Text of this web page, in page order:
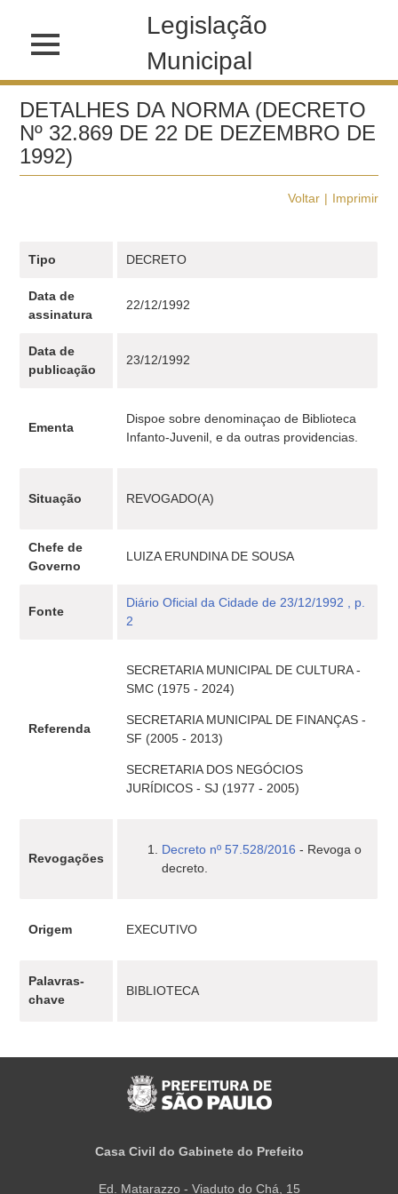
Legislação
Municipal
DETALHES DA NORMA (DECRETO
Nº 32.869 DE 22 DE DEZEMBRO DE
1992)
Voltar Imprimir
Tipo DECRETO
Data de
assinatura
22/12/1992
Data de
publicação
23/12/1992
Ementa
Dispoe sobre denominaçao de Biblioteca
Infanto-Juvenil, e da outras providencias.
Situação REVOGADO(A)
Chefe de
Governo
LUIZA ERUNDINA DE SOUSA
Fonte
Diário Oficial da Cidade de 23/12/1992 , p.
2
Referenda
SECRETARIA MUNICIPAL DE CULTURA -
SMC (1975 - 2024)
SECRETARIA MUNICIPAL DE FINANÇAS -
SF (2005 - 2013)
SECRETARIA DOS NEGÓCIOS
JURÍDICOS - SJ (1977 - 2005)
Revogações
Decreto nº 57.528/2016 - Revoga o
decreto.
Origem EXECUTIVO
Palavras-
chave
BIBLIOTECA
Casa Civil do Gabinete do Prefeito
Ed. Matarazzo - Viaduto do Chá, 15